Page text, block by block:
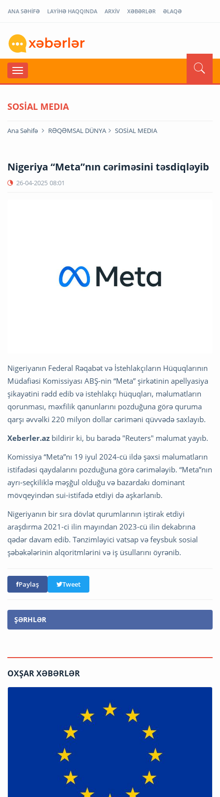
ANA SƏHİFƏ LAYİHƏ HAQQINDA ARXİV XƏBƏRLƏR ƏLAQƏ
SOSİAL MEDIA
Ana Səhifə RƏQƏMSAL DÜNYA SOSİAL MEDIA
Nigeriya “Meta”nın cəriməsini təsdiqləyib
26-04-2025 08:01
Nigeriyanın Federal Rəqabət və İstehlakçıların Hüquqlarının
Müdafiəsi Komissiyası ABŞ-nin “Meta” şirkətinin apellyasiya
şikayətini rədd edib və istehlakçı hüquqları, məlumatların
qorunması, məxfilik qanunlarını pozduğuna görə quruma
qarşı əvvəlki 220 milyon dollar cəriməni qüvvədə saxlayıb.
Xeberler.az bildirir ki, bu barədə "Reuters" məlumat yayıb.
Komissiya “Meta”nı 19 iyul 2024-cü ildə şəxsi məlumatların
istifadəsi qaydalarını pozduğuna görə cərimələyib. “Meta”nın
ayrı-seçkiliklə məşğul olduğu və bazardakı dominant
mövqeyindən sui-istifadə etdiyi də aşkarlanıb.
Nigeriyanın bir sıra dövlət qurumlarının iştirak etdiyi
araşdırma 2021-ci ilin mayından 2023-cü ilin dekabrına
qədər davam edib. Tənzimləyici vatsap və feysbuk sosial
şəbəkələrinin alqoritmlərini və iş üsullarını öyrənib.
Paylaş Tweet
ŞƏRHLƏR
OXŞAR XƏBƏRLƏR